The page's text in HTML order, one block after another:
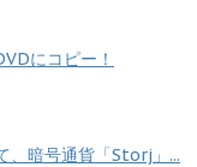
にコピー！
、暗号通貨「Storj」...